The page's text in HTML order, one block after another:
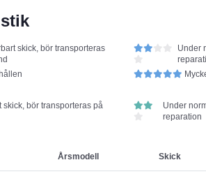
skick, bör transporteras
Under
skick, bör transporteras på
Under
reparation
Årsmodell Skick